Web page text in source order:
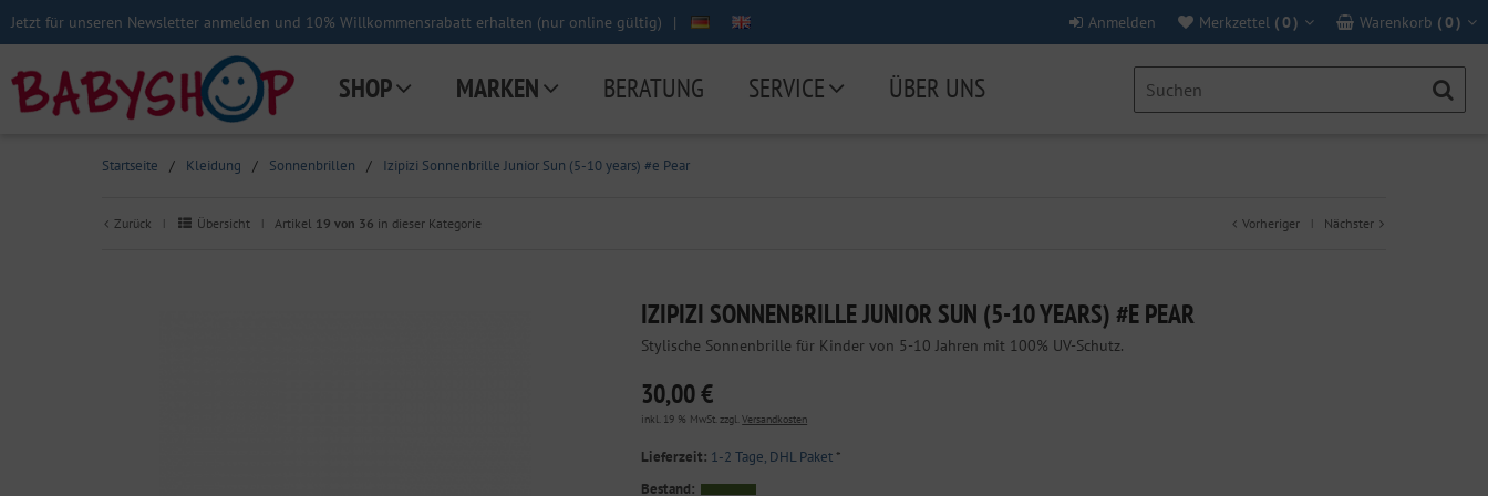
Jetzt für unseren Newsletter anmelden und 10% Willkommensrabatt erhalten (nur online gültig) | Warenkorb (0 )
Merkzettel (0 )
Anmelden
SHOP MARKEN BERATUNG SERVICE ÜBER UNS
Startseite / Kleidung / Sonnenbrillen / Izipizi Sonnenbrille Junior Sun (5-10 years) #e Pear
Zurück | Übersicht | Artikel 19 von 36 in dieser Kategorie Vorheriger | Nächster
IZIPIZI SONNENBRILLE JUNIOR SUN (5-10 YEARS) #E PEAR
Stylische Sonnenbrille für Kinder von 5-10 Jahren mit 100% UV-Schutz.
30,00 €
inkl. 19 % MwSt. zzgl.Versandkosten
Lieferzeit: 1-2 Tage, DHL Paket*
Bestand: